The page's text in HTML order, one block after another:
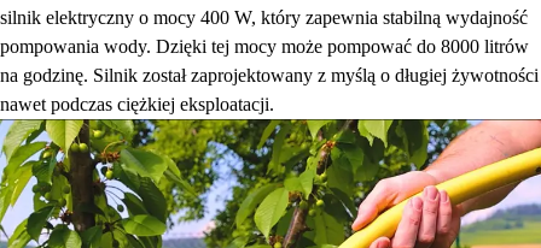
silnik elektryczny o mocy 400 W, który zapewnia stabilną wydajność
pompowania wody. Dzięki tej mocy może pompować do 8000 litrów
na godzinę. Silnik został zaprojektowany z myślą o długiej żywotności
nawet podczas ciężkiej eksploatacji.